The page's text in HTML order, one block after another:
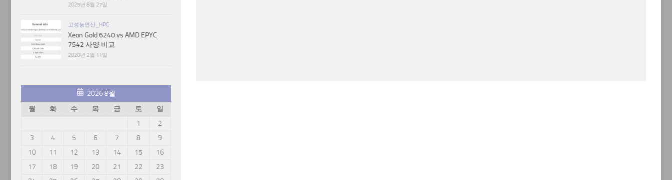
2025년 8월 27일
고성능연산_HPC
Xeon Gold 6240 vs AMD EPYC
7542 사양 비교
2020년 2월 11일
2026 8월
월
화 수 목 금 토
일
1
2
3
4 5 6 7 8
9
10
11 12 13 14 15
16
17
18 19 20 21 22
23